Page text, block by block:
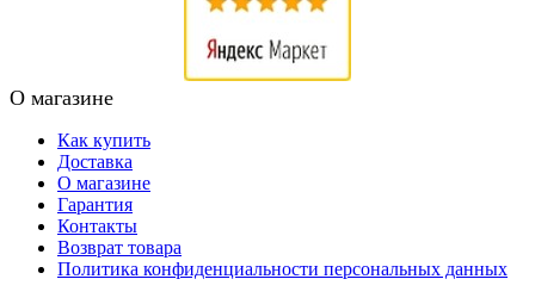
О магазине
Как купить
Доставка
О магазине
Гарантия
Контакты
Возврат товара
Политика конфиденциальности персональных данных